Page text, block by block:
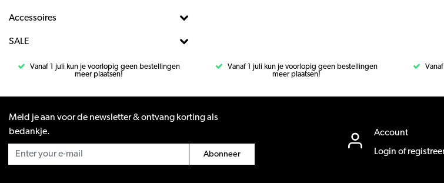
Accessoires
SALE
Vanaf 1 juli kun je voorlopig geen bestellingen
meer plaatsen!
Vanaf 1 juli kun je voorlopig geen bestellingen
meer plaatsen!
Meld je aan voor de newsletter & ontvang korting als
bedankje.
Abonneer
Account
Login of